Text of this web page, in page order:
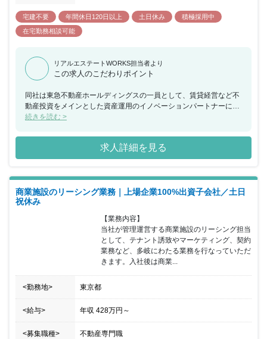
宅建不要 年間休日120日以上 土日休み
積極採用中
在宅勤務相談可能
リアルエステートWORKS担当者より
この求人のこだわりポイント
同社は東急不動産ホールディングスの一員として、賃貸経営など不
動産投資をメインとした資産運用のイノベーションパートナーにな
ります。 東急グループの安定的な経営基盤と豊富なノウハウを活か
す。 同ポジションではゼネラリスト職（総合職）としての採用とな
り、配属先はこれまで培ってきたご経験を活かせるポジションへの
配属となります。 ジョブローテーションも可能となっており、不動
協力しやすい距離感の近さが同社の強みで、仲間・オーナー様とも
密にコミュニケーションを図りながら業務を進めていくことが可能
です。
続きを読む >
求人詳細を見る
商業施設のリーシング業務｜上場企業100%出資子会社／土日
祝休み
【業務内容】
当社が管理運営する商業施設のリーシング担当
として、テナント誘致やマーケティング、契約
業務など、多岐にわたる業務を行なっていただ
きます。入社後は商業...
<勤務地> 東京都
<給与> 年収 428万円 ～
<募集職種> 不動産専門職